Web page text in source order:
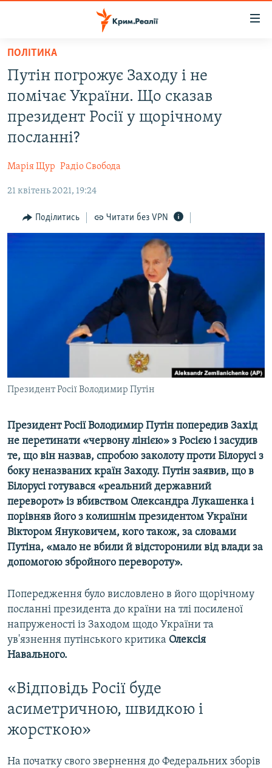
Перейти
основного
матеріалу
до
основної
Перейти
до
ВОДА.КРИМ
ПОГЛЯД
ІНТЕРВ'Ю
ВСЕ ЗА ДЕНЬ
СВІДЧЕННЯ ОКУПАЦІЇ
УКРАЇНСЬКА ПРОБЛЕМА КРИМУ
ПОЛІТИКА
Путін погрожує Заходу і не
помічає України. Що сказав
президент Росії у щорічному
посланні?
Марія Щур Радіо Свобода
21 квітень 2021, 19:24
Поділитись Читати без VPN
Президент Росії Володимир Путін
Президент Росії Володимир Путін попередив Захід
не перетинати «червонулінією» з Росією і засудив
те, що він назвав, спробою заколотупроти Білорусіз
боку неназваних країн Заходу. Путін заявив, що в
Білорусі готувався «реальний державний
переворот» із вбивством Олександра Лукашенка і
порівняв його з колишнім президентом України
Віктором Януковичем, кого також, за словами
Путіна, «мало не вбили й відсторонили від влади за
допомогою збройного перевороту».
Попередження було висловлено в його щорічному
посланні президента до країни на тлі посиленої
напруженості із Заходом щодо України та
ув'язнення путінського критика Олексія
Навального.
«Відповідь Росії буде
асиметричною, швидкою і
жорсткою»
На початку свого звернення до Федеральних зборів